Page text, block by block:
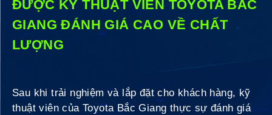
ĐƯỢC KỸ THUẬT VIÊN TOYOTA BẮC
GIANG ĐÁNH GIÁ CAO VỀ CHẤT
LƯỢNG
Sau khi trải nghiệm và lắp đặt cho khách hàng, kỹ
thuật viên của Toyota Bắc Giang thực sự đánh giá